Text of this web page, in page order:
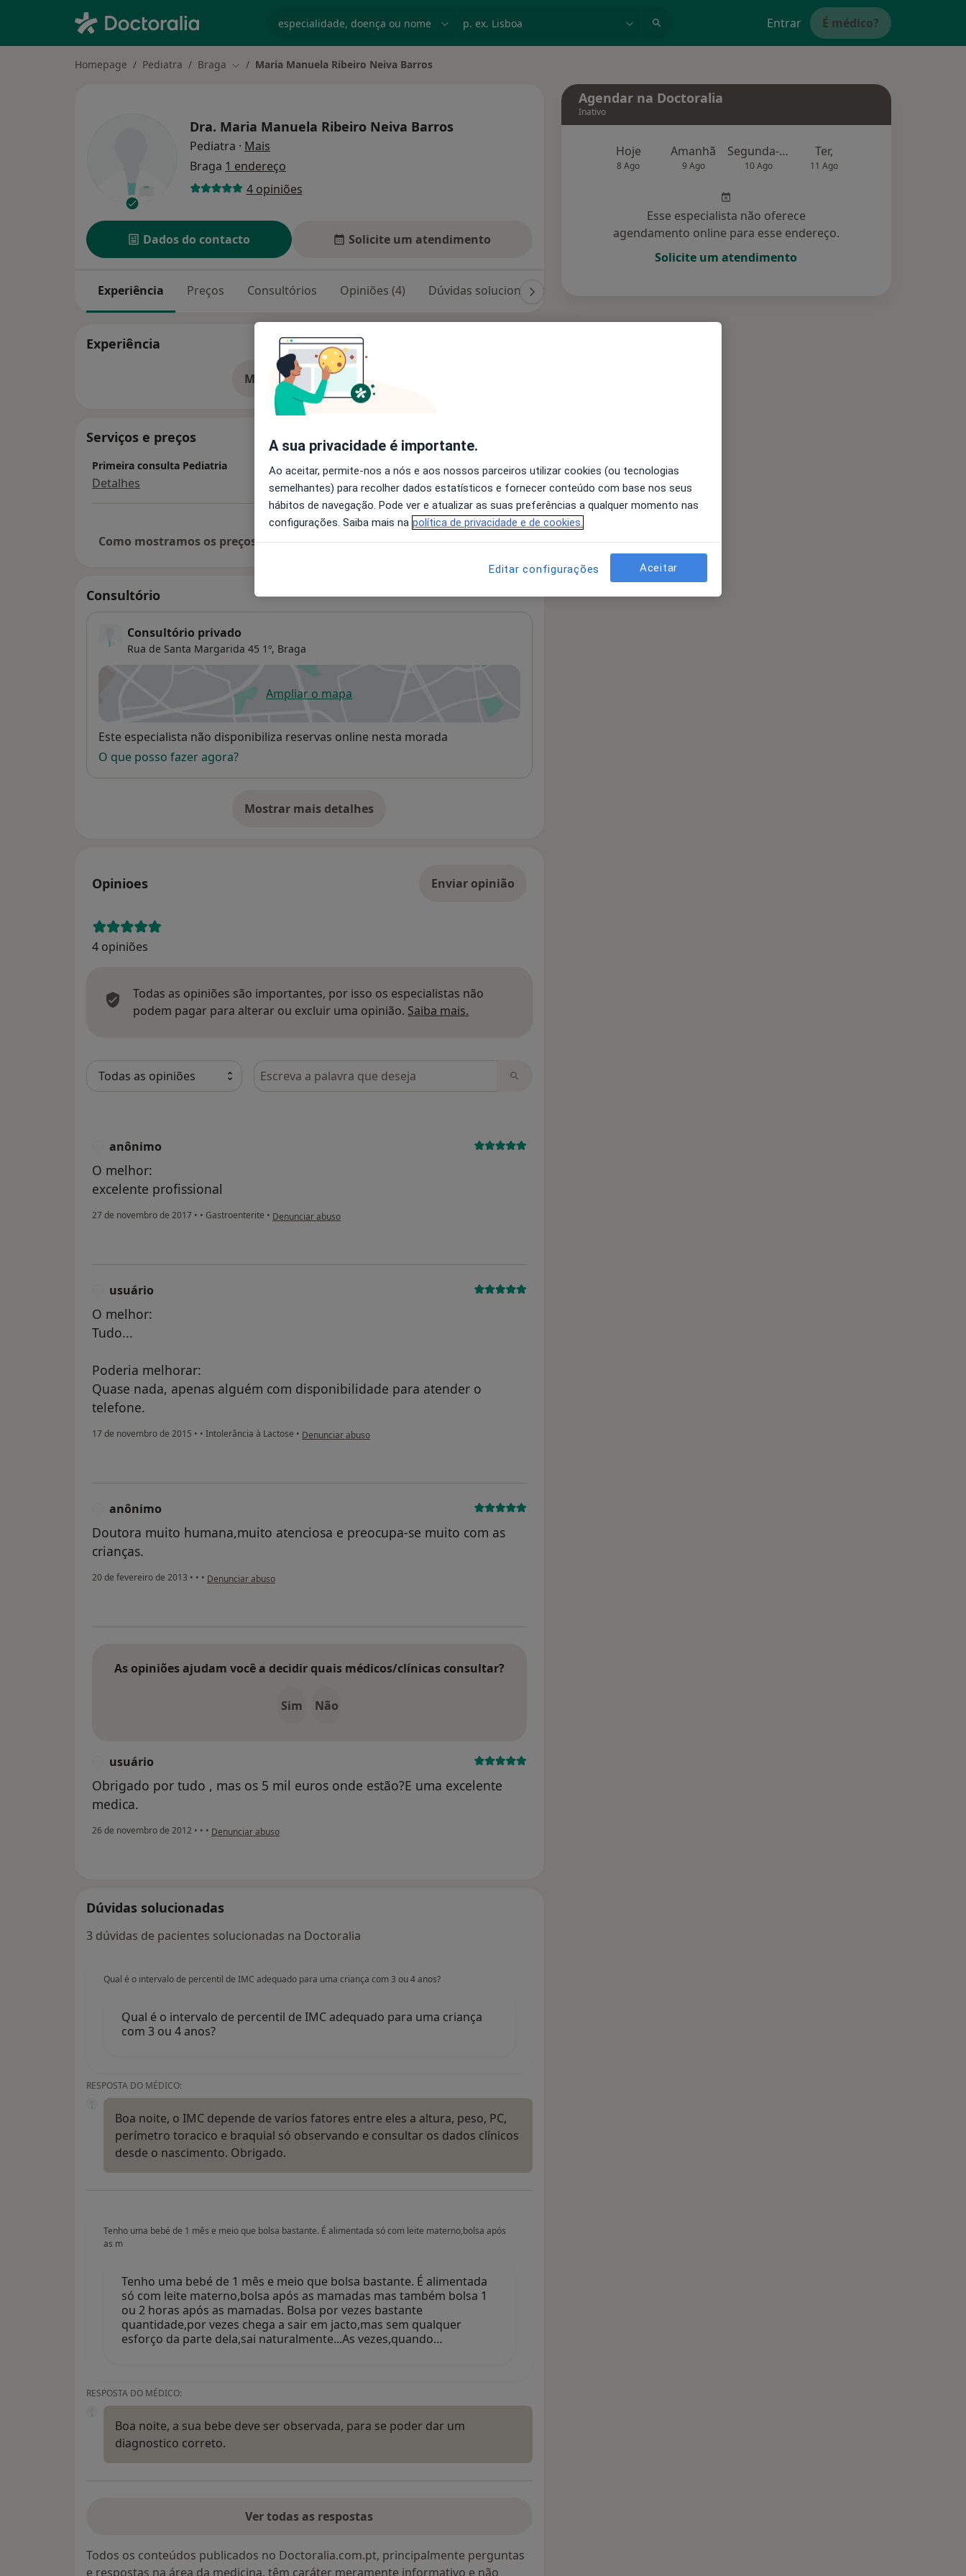
Entrar É médico?
Homepage Pediatra Braga Mudar de cidade
Maria Manuela Ribeiro Neiva Barros
Dra. Maria Manuela Ribeiro Neiva Barros
Pediatra · Mais
Braga 1 endereço
4 opiniões
Dados do contacto Solicite um atendimento
Experiência Preços Consultórios Opiniões (4) Dúvidas solucionadas (3)
Experiência
Mostrar mais detalhes
sobre a experiência
Serviços e preços
Primeira consulta Pediatria
Detalhes
Como mostramos os preços?
Consultório
Consultório privado
Rua de Santa Margarida 45 1º, Braga
Ampliar o mapaabre num novo separador
Disponibilidade
Este especialista não disponibiliza reservas online nesta morada
O que posso fazer agora?
Mostrar mais detalhes
sobre o endereço
Opinioes Enviar opinião
4 opiniões
Todas as opiniões são importantes, por isso os especialistas não
podem pagar para alterar ou excluir uma opinião. Saiba mais.
Pesquisar em opiniões
anônimo
O melhor:
excelente profissional
27 de novembro de 2017 • • Gastroenterite • na opinião do utilizador anônimo
Denunciar abuso
usuário
O melhor:
Tudo...
Poderia melhorar:
Quase nada, apenas alguém com disponibilidade para atender o
telefone.
17 de novembro de 2015 • • Intolerância à Lactose • na opinião do utilizador usuário
Denunciar abuso
anônimo
Doutora muito humana,muito atenciosa e preocupa-se muito com as
crianças.
20 de fevereiro de 2013 • • • na opinião do utilizador anônimo
Denunciar abuso
As opiniões ajudam você a decidir quais médicos/clínicas consultar?
Sim Não
usuário
Obrigado por tudo , mas os 5 mil euros onde estão?E uma excelente
medica.
26 de novembro de 2012 • • • na opinião do utilizador usuário
Denunciar abuso
Dúvidas solucionadas
3 dúvidas de pacientes solucionadas na Doctoralia
Qual é o intervalo de percentil de IMC adequado para uma criança com 3 ou 4 anos?
Qual é o intervalo de percentil de IMC adequado para uma criança
com 3 ou 4 anos?
RESPOSTA DO MÉDICO:
Boa noite, o IMC depende de varios fatores entre eles a altura, peso, PC,
perímetro toracico e braquial só observando e consultar os dados clínicos
desde o nascimento. Obrigado.
Tenho uma bebé de 1 mês e meio que bolsa bastante. É alimentada só com leite materno,bolsa após
as m
Tenho uma bebé de 1 mês e meio que bolsa bastante. É alimentada
só com leite materno,bolsa após as mamadas mas também bolsa 1
ou 2 horas após as mamadas. Bolsa por vezes bastante
quantidade,por vezes chega a sair em jacto,mas sem qualquer
esforço da parte dela,sai naturalmente...As vezes,quando…
RESPOSTA DO MÉDICO:
Boa noite, a sua bebe deve ser observada, para se poder dar um
diagnostico correto.
Ver todas as respostas
Todos os conteúdos publicados no Doctoralia.com.pt, principalmente perguntas
e respostas na área da medicina, têm caráter meramente informativo e não
Agendar na Doctoralia
Inativo
Hoje
8 Ago
Amanhã
9 Ago
Segunda-feira
10 Ago
Ter,
11 Ago
Esse especialista não oferece
agendamento online para esse endereço.
Solicite um atendimento
A sua privacidade é importante.
Ao aceitar, permite-nos a nós e aos nossos parceiros utilizar cookies (ou tecnologias
semelhantes) para recolher dados estatísticos e fornecer conteúdo com base nos seus
hábitos de navegação. Pode ver e atualizar as suas preferências a qualquer momento nas
configurações. Saiba mais na política de privacidade e de cookies.
Editar configurações Aceitar